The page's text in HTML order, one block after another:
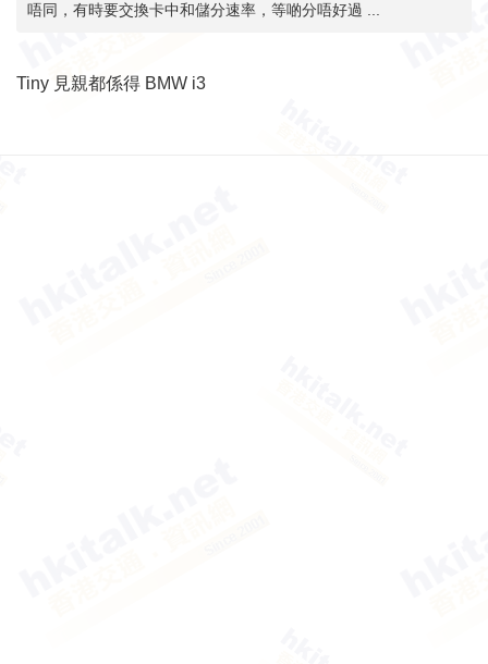
唔同，有時要交換卡中和儲分速率，等啲分唔好過 ...
Tiny 見親都係得 BMW i3